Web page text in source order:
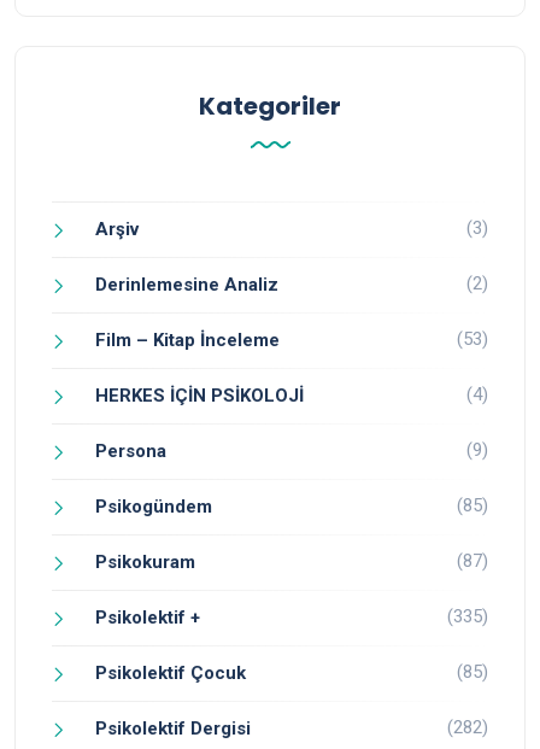
Kategoriler
Arşiv (3)
Derinlemesine Analiz (2)
Film – Kitap İnceleme (53)
HERKES İÇİN PSİKOLOJİ (4)
Persona (9)
Psikogündem (85)
Psikokuram (87)
Psikolektif + (335)
Psikolektif Çocuk (85)
Psikolektif Dergisi (282)